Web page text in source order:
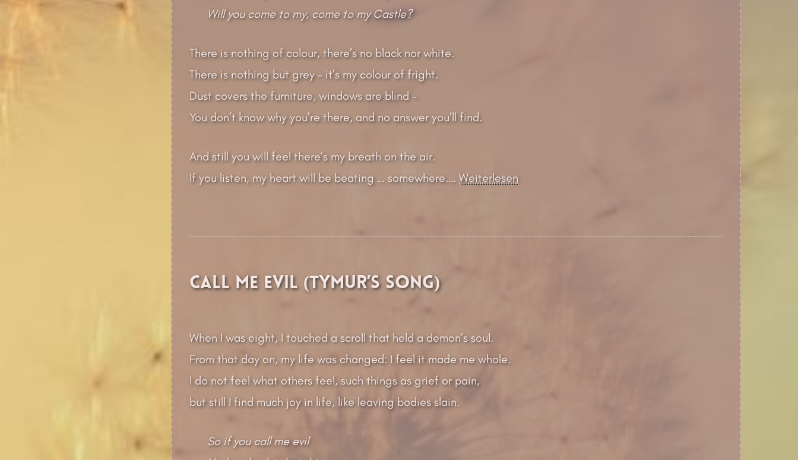
Will you come to my, come to my Castle?
There is nothing of colour, there’s no black nor white.
There is nothing but grey – it’s my colour of fright.
Dust covers the furniture, windows are blind –
You don’t know why you’re there, and no answer you’ll find.
And still you will feel there’s my breath on the air.
If you listen, my heart will be beating … somewhere.… Weiterlesen
Call Me Evil (Tymur’s Song)
When I was eight, I touched a scroll that held a demon’s soul.
From that day on, my life was changed: I feel it made me whole.
I do not feel what others feel, such things as grief or pain,
but still I find much joy in life, like leaving bodies slain.
So if you call me evil